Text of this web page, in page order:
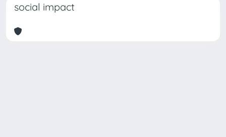
social impact